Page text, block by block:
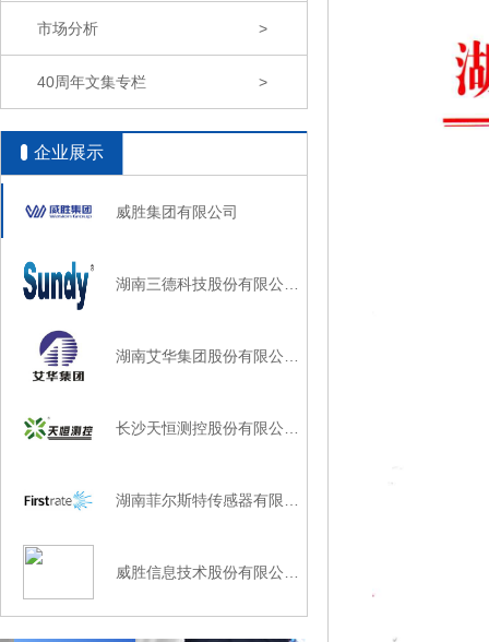
市场分析 >
40周年文集专栏 >
企业展示
威胜集团有限公司
湖南三德科技股份有限公…
湖南艾华集团股份有限公…
长沙天恒测控股份有限公…
湖南菲尔斯特传感器有限…
威胜信息技术股份有限公…